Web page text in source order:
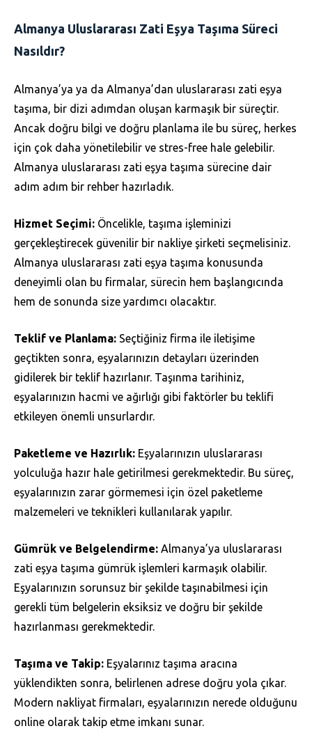
Almanya Uluslararası Zati Eşya Taşıma Süreci
Nasıldır?
Almanya’ya ya da Almanya’dan uluslararası zati eşya
taşıma, bir dizi adımdan oluşan karmaşık bir süreçtir.
Ancak doğru bilgi ve doğru planlama ile bu süreç, herkes
için çok daha yönetilebilir ve stres-free hale gelebilir.
Almanya uluslararası zati eşya taşıma sürecine dair
adım adım bir rehber hazırladık.
Hizmet Seçimi: Öncelikle, taşıma işleminizi
gerçekleştirecek güvenilir bir nakliye şirketi seçmelisiniz.
Almanya uluslararası zati eşya taşıma konusunda
deneyimli olan bu firmalar, sürecin hem başlangıcında
hem de sonunda size yardımcı olacaktır.
Teklif ve Planlama: Seçtiğiniz firma ile iletişime
geçtikten sonra, eşyalarınızın detayları üzerinden
gidilerek bir teklif hazırlanır. Taşınma tarihiniz,
eşyalarınızın hacmi ve ağırlığı gibi faktörler bu teklifi
etkileyen önemli unsurlardır.
Paketleme ve Hazırlık: Eşyalarınızın uluslararası
yolculuğa hazır hale getirilmesi gerekmektedir. Bu süreç,
eşyalarınızın zarar görmemesi için özel paketleme
malzemeleri ve teknikleri kullanılarak yapılır.
Gümrük ve Belgelendirme: Almanya’ya uluslararası
zati eşya taşıma gümrük işlemleri karmaşık olabilir.
Eşyalarınızın sorunsuz bir şekilde taşınabilmesi için
gerekli tüm belgelerin eksiksiz ve doğru bir şekilde
hazırlanması gerekmektedir.
Taşıma ve Takip: Eşyalarınız taşıma aracına
yüklendikten sonra, belirlenen adrese doğru yola çıkar.
Modern nakliyat firmaları, eşyalarınızın nerede olduğunu
online olarak takip etme imkanı sunar.